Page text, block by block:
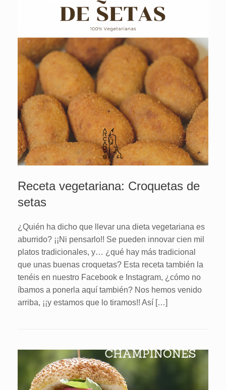
Receta vegetariana: Croquetas de
setas
¿Quién ha dicho que llevar una dieta vegetariana es
aburrido? ¡¡Ni pensarlo!! Se pueden innovar cien mil
platos tradicionales, y… ¿qué hay más tradicional
que unas buenas croquetas? Esta receta también la
tenéis en nuestro Facebook e Instagram, ¿cómo no
íbamos a ponerla aquí también? Nos hemos venido
arriba, ¡¡y estamos que lo tiramos!! Así […]